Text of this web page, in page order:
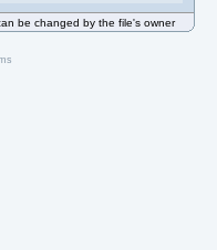
be changed by the file's owner